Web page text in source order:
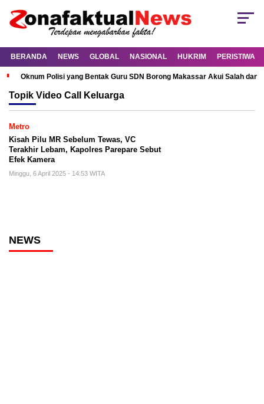
BERANDA NEWS GLOBAL NASIONAL HUKRIM PERISTIWA
Oknum Polisi yang Bentak Guru SDN Borong Makassar Akui Salah dan
Topik Video Call Keluarga
Metro
Kisah Pilu MR Sebelum Tewas, VC
Terakhir Lebam, Kapolres Parepare Sebut
Efek Kamera
Minggu, 6 April 2025 - 14:53 WITA
NEWS